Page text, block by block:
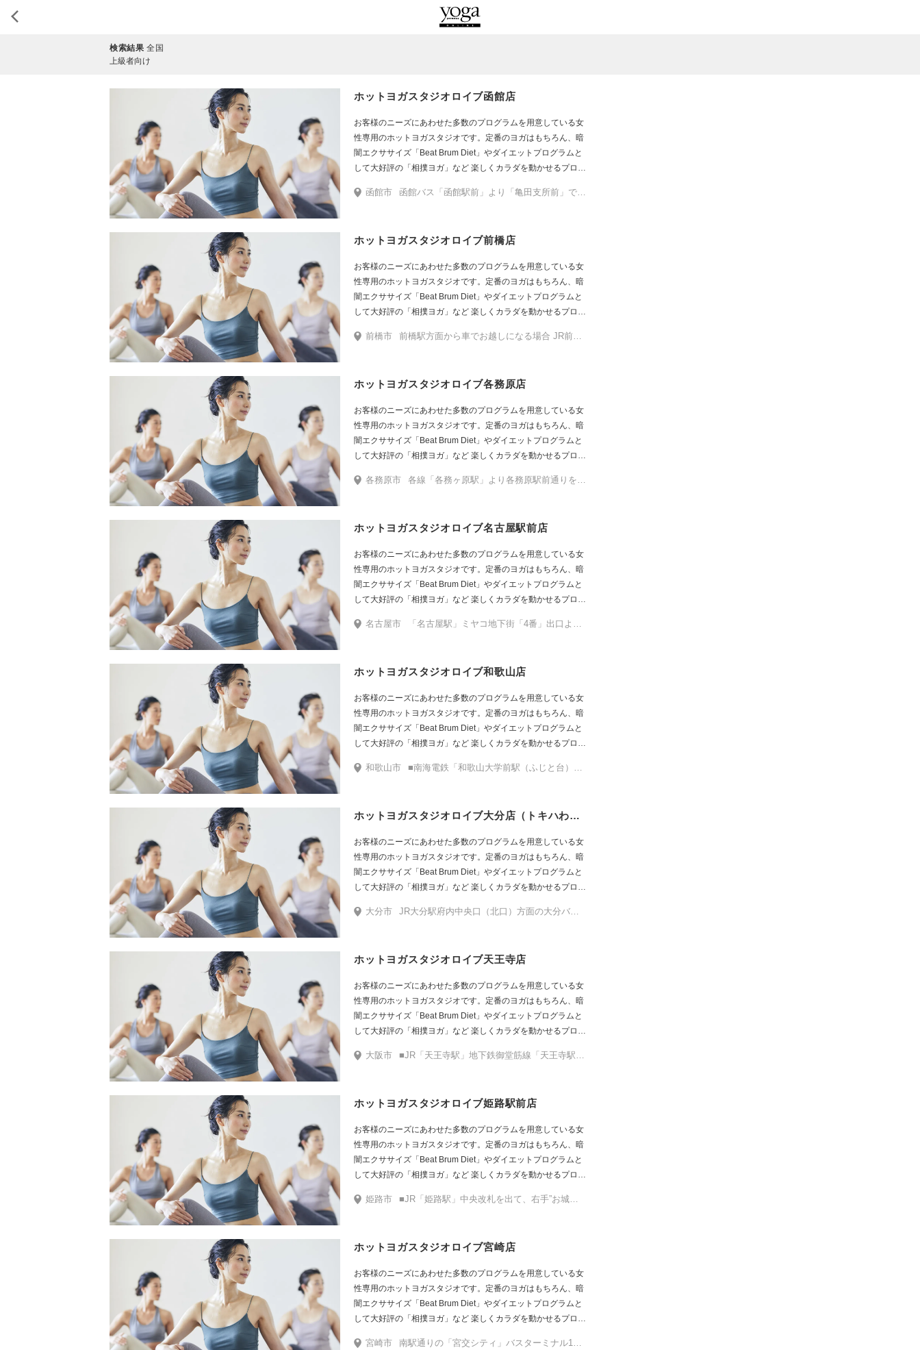
検索結果 全国
上級者向け
ホットヨガスタジオロイブ函館店
お客様のニーズにあわせた多数のプログラムを用意している女
性専用のホットヨガスタジオです。定番のヨガはもちろん、暗
闇エクササイズ「Beat Brum Diet」やダイエットプログラムと
して大好評の「相撲ヨガ」など 楽しくカラダを動かせるプログ
函館市 函館バス「函館駅前」より「亀田支所前」で降車の場合は丸南そばを右手に産業道路方面へ進み、十字路を右に曲がります。ファミリーマートを右手に200mほど進むと左手ネッツトヨタの向かえにMEGAドン・キホーテがございます。入館後右手にある階段で地下へ降り、右手に進むと店舗がございます。 「中央小学校前」で降車の場合、正面にMEGAドン・キホーテの入口がございます。入館後右手にある階段で地下へ降り右手に進むと店舗がございます。
ホットヨガスタジオロイブ前橋店
お客様のニーズにあわせた多数のプログラムを用意している女
性専用のホットヨガスタジオです。定番のヨガはもちろん、暗
闇エクササイズ「Beat Brum Diet」やダイエットプログラムと
して大好評の「相撲ヨガ」など 楽しくカラダを動かせるプログ
前橋市 前橋駅方面から車でお越しになる場合 JR前橋駅北口を背に北へ国道50号線に向かって直進。国道50号線を右折しそのまま2.5kmほど進みます。左手にフォルクスワーゲン、右手にスズキが見えてすぐの天川大島町北の交差点を右に曲がります。ラーメン屋ばりきやを左手に350mほど直進。左手に店舗がございます。
ホットヨガスタジオロイブ各務原店
お客様のニーズにあわせた多数のプログラムを用意している女
性専用のホットヨガスタジオです。定番のヨガはもちろん、暗
闇エクササイズ「Beat Brum Diet」やダイエットプログラムと
して大好評の「相撲ヨガ」など 楽しくカラダを動かせるプログ
各務原市 各線「各務ヶ原駅」より各務原駅前通りを600mほど直進します。交差点でDCMカーマが見えたら横断歩道を渡り左に曲がります。150mほど進むと右手に駐車場入口がございますので、そこからアピタ敷地内に入り駐車場を直進します。しばらくすると左手にアピタ西口がございますので、そちらから入館ください。入館後すぐ左手に草叢BOOKSがございますので入店し直進すると、一番奥に店舗がございます。
ホットヨガスタジオロイブ名古屋駅前店
お客様のニーズにあわせた多数のプログラムを用意している女
性専用のホットヨガスタジオです。定番のヨガはもちろん、暗
闇エクササイズ「Beat Brum Diet」やダイエットプログラムと
して大好評の「相撲ヨガ」など 楽しくカラダを動かせるプログ
名古屋市 「名古屋駅」ミヤコ地下街「4番」出口より地上に出て、右手のセブンイレブンを右に曲がります。50mほど直進しと右角の「はなまるうどん」さんが入るビルになります。入口は角を右に曲がり「はなまるうどん」さんの左側に入口がございます。エレベーターで3階までお上りください。
ホットヨガスタジオロイブ和歌山店
お客様のニーズにあわせた多数のプログラムを用意している女
性専用のホットヨガスタジオです。定番のヨガはもちろん、暗
闇エクササイズ「Beat Brum Diet」やダイエットプログラムと
して大好評の「相撲ヨガ」など 楽しくカラダを動かせるプログ
和歌山市 ■南海電鉄「和歌山大学前駅（ふじと台）」東口より出てイオン入口方面へ直進。入館後右に曲がりレストランストリートを通過します。突き当たりに店舗がございます。（向かいにサーティワンアイスクリームがございます）
ホットヨガスタジオロイブ大分店（トキハわさだタウン）
お客様のニーズにあわせた多数のプログラムを用意している女
性専用のホットヨガスタジオです。定番のヨガはもちろん、暗
闇エクササイズ「Beat Brum Diet」やダイエットプログラムと
して大好評の「相撲ヨガ」など 楽しくカラダを動かせるプログ
大分市 JR大分駅府内中央口（北口）方面の大分バス「中央通り（トキハ前）」2番のりばから、下記いずれかの路線に乗車し「トキハわさだタウン」で下車。 ・松が丘･萌葱台経由わさだタウン線 ・わさだタウン経由富士見が丘･緑が丘線 ・わさだタウン経由野津原線 ・わさだタウン経由田尻ニュータウン線 ・わさだタウン/ふじが丘（田尻グリーンハイツ）線
ホットヨガスタジオロイブ天王寺店
お客様のニーズにあわせた多数のプログラムを用意している女
性専用のホットヨガスタジオです。定番のヨガはもちろん、暗
闇エクササイズ「Beat Brum Diet」やダイエットプログラムと
して大好評の「相撲ヨガ」など 楽しくカラダを動かせるプログ
大阪市 ■JR「天王寺駅」地下鉄御堂筋線「天王寺駅」（中央口）を出て左手（西口、東口方面）へ進み、御堂筋線方面に向かいます。地下に下り、御堂筋線「天王寺駅」西改札口を左手にあべのハルカス方面へ向かいます。 ここからは御堂筋線「天王寺駅」西改札口からの道順です。 西改札口を出てすぐ左に曲がります。あべのハルカス入り口の右側にあるエスカレーターで地上に出ます。地上に出た後は左へ曲がり直進します。阿倍野筋一丁目東商店街進み、1つ目の横断歩道を渡ってすぐの左手のビルがAITビルです。1階の三井のリハウスが目印です。北口より入館しエレベーターで9階までお越しください。右手に店舗がございます。 ■地下鉄谷町線「阿倍野駅」1番出口を出てすぐ右に進みます。50mほど進むと右手にファミリーマートが見えます。ファミリーマートが入るビルがAITビルになります。南口より入館しエレベーターで９階までお越しください。すぐ右側にございます。
ホットヨガスタジオロイブ姫路駅前店
お客様のニーズにあわせた多数のプログラムを用意している女
性専用のホットヨガスタジオです。定番のヨガはもちろん、暗
闇エクササイズ「Beat Brum Diet」やダイエットプログラムと
して大好評の「相撲ヨガ」など 楽しくカラダを動かせるプログ
姫路市 ■JR「姫路駅」中央改札を出て、右手”お城側”の出口に向かって歩きます。姫路城を正面に、右手サンマルクカフェ側の通りを200mほど直進します。途中右手駅前フラワーロードのアーケードを通り過ぎ3つ目のビルが姫路駅前ビルになります。入口奥にあるエレベーターで4階までお越しください。 ■山陽電気鉄道「姫路駅」より改札を直進し、目の前の横断歩道を渡り、左斜め前にある姫路駅前ビルに入館。エレベーターで4階までお越しください。
ホットヨガスタジオロイブ宮崎店
お客様のニーズにあわせた多数のプログラムを用意している女
性専用のホットヨガスタジオです。定番のヨガはもちろん、暗
闇エクササイズ「Beat Brum Diet」やダイエットプログラムと
して大好評の「相撲ヨガ」など 楽しくカラダを動かせるプログ
宮崎市 南駅通りの「宮交シティ」バスターミナル1番のり場すぐの入口（角を曲がったところにあります）から入館。入ってすぐ右手にATMコーナーがあり、その隣に店舗がございます。